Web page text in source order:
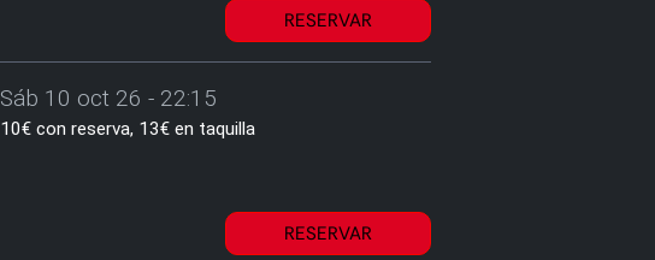
RESERVAR
Sáb 10 oct 26 - 22:15
10€ con reserva, 13€ en taquilla
RESERVAR